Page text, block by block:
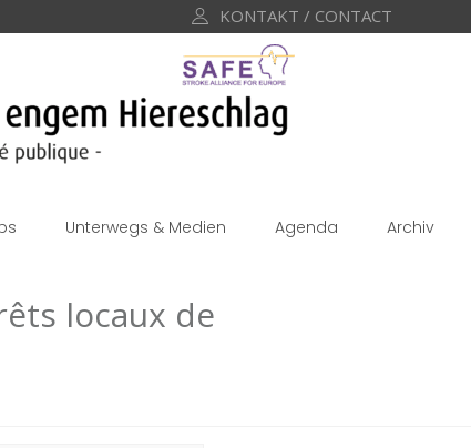
KONTAKT / CONTACT
Unterwegs & Medien Agenda Archiv
locaux de